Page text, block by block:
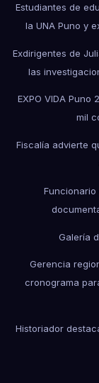
Estudiantes de
la UNA Puno y
Exdirigentes de
las
EXPO VIDA
mil
Fiscalía advierte
Funcionario
Galería
Gerencia
cronograma
Historiador